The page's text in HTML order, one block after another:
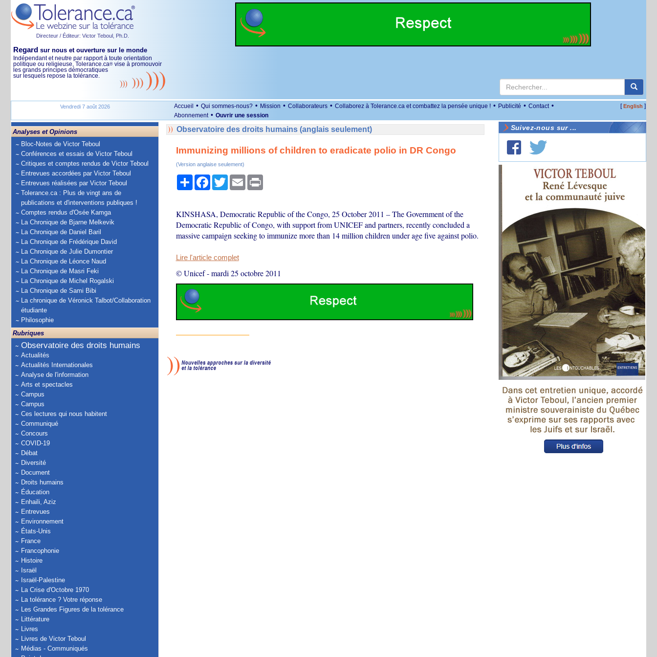
Directeur / Éditeur: Victor Teboul, Ph.D.
Regard sur nous et ouverture sur le monde
Indépendant et neutre par rapport à toute orientation
politique ou religieuse, Tolerance.ca® vise à promouvoir
les grands principes démocratiques
sur lesquels repose la tolérance.
Vendredi 7 août 2026 Accueil • Qui sommes-nous? • Mission • Collaborateurs • Collaborez à Tolerance.ca et combattez la pensée unique ! • Publicité • Contact •
Abonnement • Ouvrir une session
[English ]
Analyses et Opinions
Bloc-Notes de Victor Teboul
Conférences et essais de Victor Teboul
Critiques et comptes rendus de Victor Teboul
Entrevues accordées par Victor Teboul
Entrevues réalisées par Victor Teboul
Tolerance.ca : Plus de vingt ans de
publications et d'interventions publiques !
Comptes rendus d'Osée Kamga
La Chronique de Bjarne Melkevik
La Chronique de Daniel Baril
La Chronique de Frédérique David
La Chronique de Julie Dumontier
La Chronique de Léonce Naud
La Chronique de Masri Feki
La Chronique de Michel Rogalski
La Chronique de Sami Bibi
La chronique de Véronick Talbot/Collaboration
étudiante
Philosophie
Rubriques
Observatoire des droits humains
Actualités
Actualités Internationales
Analyse de l'information
Arts et spectacles
Campus
Campus
Ces lectures qui nous habitent
Communiqué
Concours
COVID-19
Débat
Diversité
Document
Droits humains
Éducation
Enhaili, Aziz
Entrevues
Environnement
États-Unis
France
Francophonie
Histoire
Israël
Israël-Palestine
La Crise d'Octobre 1970
La tolérance ? Votre réponse
Les Grandes Figures de la tolérance
Littérature
Livres
Livres de Victor Teboul
Médias - Communiqués
Observatoire des droits humains (anglais seulement)
Immunizing millions of children to eradicate polio in DR Congo
(Version anglaise seulement)
PartagerFacebook
TwitterEmail Print
KINSHASA, Democratic Republic of the Congo, 25 October 2011 – The Government of the
Democratic Republic of Congo, with support from UNICEF and partners, recently concluded a
massive campaign seeking to immunize more than 14 million children under age five against polio.
Lire l'article complet
© Unicef-mardi 25 octobre 2011
Suivez-nous sur ...